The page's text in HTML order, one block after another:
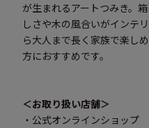
が生まれるアートつみき。
しさや木の風合いがインテ
ら大人まで長く家族で楽し
方におすすめです。
＜お取り扱い店舗＞
・公式オンラインショップ